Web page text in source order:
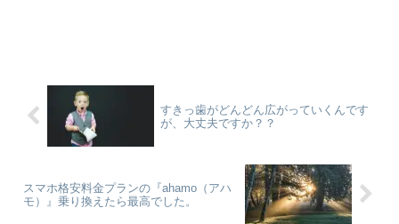
すきっ歯がどんどん広がっていくんです
が、大丈夫ですか？？
スマホ格安料金プランの『ahamo（アハ
モ）』乗り換えたら最高でした。